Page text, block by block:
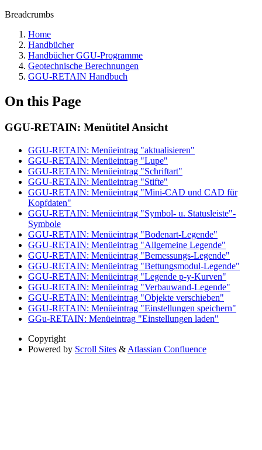
Breadcrumbs
Home
Handbücher
Handbücher GGU-Programme
Geotechnische Berechnungen
GGU-RETAIN Handbuch
On this Page
GGU-RETAIN: Menütitel Ansicht
GGU-RETAIN: Menüeintrag "aktualisieren"
GGU-RETAIN: Menüeintrag "Lupe"
GGU-RETAIN: Menüeintrag "Schriftart"
GGU-RETAIN: Menüeintrag "Stifte"
GGU-RETAIN: Menüeintrag "Mini-CAD und CAD für
Kopfdaten"
GGU-RETAIN: Menüeintrag "Symbol- u. Statusleiste"-
Symbole
GGU-RETAIN: Menüeintrag "Bodenart-Legende"
GGU-RETAIN: Menüeintrag "Allgemeine Legende"
GGU-RETAIN: Menüeintrag "Bemessungs-Legende"
GGU-RETAIN: Menüeintrag "Bettungsmodul-Legende"
GGU-RETAIN: Menüeintrag "Legende p-y-Kurven"
GGU-RETAIN: Menüeintrag "Verbauwand-Legende"
GGU-RETAIN: Menüeintrag "Objekte verschieben"
GGU-RETAIN: Menüeintrag "Einstellungen speichern"
GGu-RETAIN: Menüeintrag "Einstellungen laden"
Copyright
Powered by Scroll Sites & Atlassian Confluence